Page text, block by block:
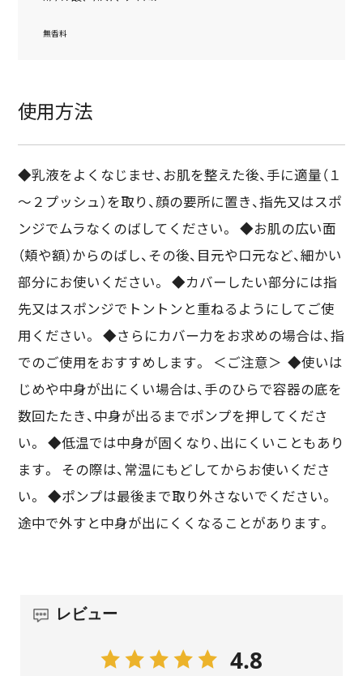
無香料
使用方法
◆乳液をよくなじませ、お肌を整えた後、手に適量（１
～２プッシュ）を取り、顔の要所に置き、指先又はスポ
ンジでムラなくのばしてください。 ◆お肌の広い面
（頬や額）からのばし、その後、目元や口元など、細かい
部分にお使いください。 ◆カバーしたい部分には指
先又はスポンジでトントンと重ねるようにしてご使
用ください。 ◆さらにカバー力をお求めの場合は、指
でのご使用をおすすめします。 ＜ご注意＞ ◆使いは
じめや中身が出にくい場合は、手のひらで容器の底を
数回たたき、中身が出るまでポンプを押してくださ
い。 ◆低温では中身が固くなり、出にくいこともあり
ます。 その際は、常温にもどしてからお使いくださ
い。 ◆ポンプは最後まで取り外さないでください。
途中で外すと中身が出にくくなることがあります。
レビュー
4.8